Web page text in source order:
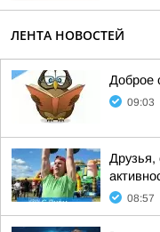
ЛЕНТА НОВОСТЕЙ
Доброе
09:03
Друзья,
08:57